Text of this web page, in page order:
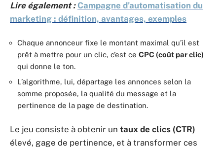
Lire également : Campagne d'automatisation du
marketing : définition, avantages, exemples
Chaque annonceur fixe le montant maximal qu’il est
prêt à mettre pour un clic, c’est ce CPC (coût par clic)
qui donne le ton.
L’algorithme, lui, départage les annonces selon la
somme proposée, la qualité du message et la
pertinence de la page de destination.
Le jeu consiste à obtenir un taux de clics (CTR)
élevé, gage de pertinence, et à transformer ces